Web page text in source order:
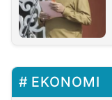
EKONOMI